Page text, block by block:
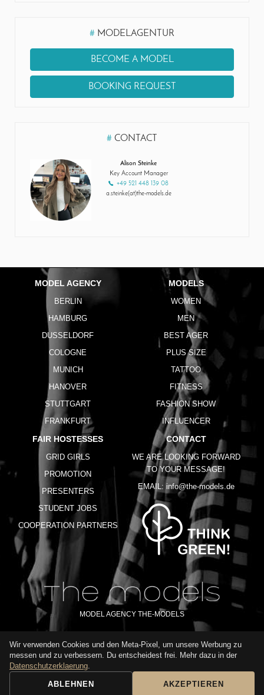
# MODELAGENTUR
BECOME A MODEL
BOOKING REQUEST
# CONTACT
Alison Steinke
Key Account Manager
+49 521 448 139 08
a.steinke(at)the-models.de
MODEL AGENCY
BERLIN
HAMBURG
DUSSELDORF
COLOGNE
MUNICH
HANOVER
STUTTGART
FRANKFURT
MODELS
WOMEN
MEN
BEST AGER
PLUS SIZE
TATTOO
FITNESS
FASHION SHOW
INFLUENCER
FAIR HOSTESSES
GRID GIRLS
PROMOTION
PRESENTERS
STUDENT JOBS
COOPERATION PARTNERS
CONTACT
WE ARE LOOKING FORWARD
TO YOUR MESSAGE!
EMAIL: info@the-models.de
MODEL AGENCY THE-MODELS
IMPRINT GTC PRIVACY POLICY TERMS OF USE FAQ
Wir verwenden Cookies und den Meta-Pixel, um unsere Werbung zu
messen und zu verbessern. Du entscheidest frei. Mehr dazu in der
Datenschutzerklaerung.
ABLEHNEN AKZEPTIEREN